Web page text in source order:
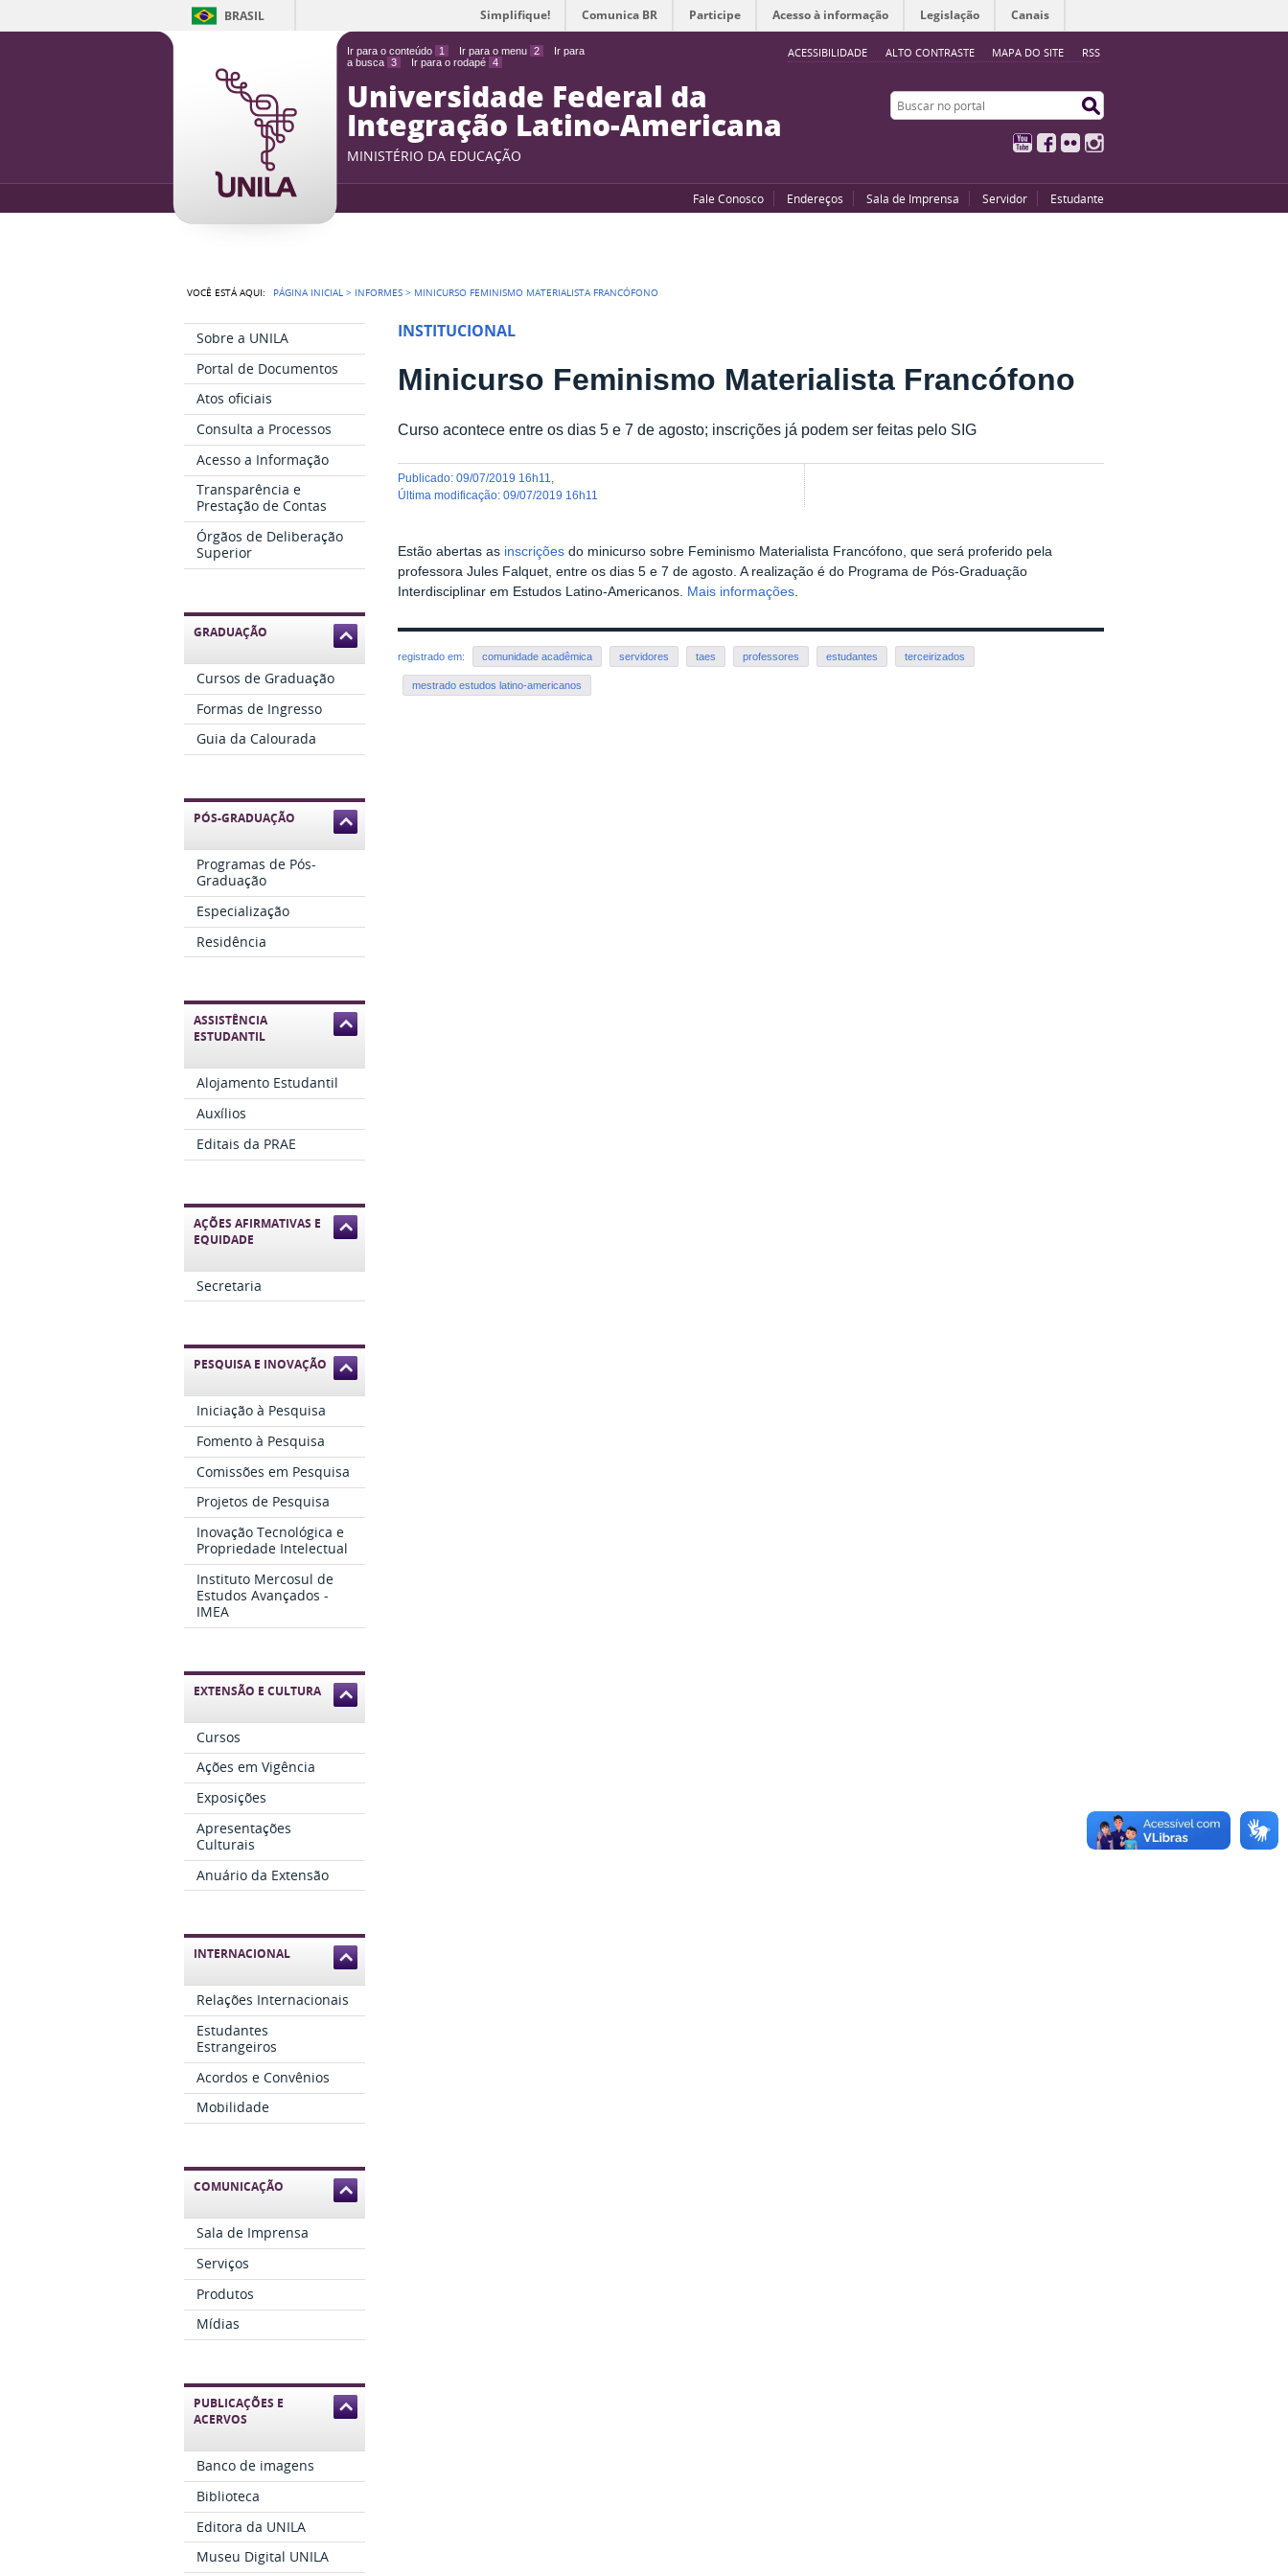
Ir para o conteúdo 1 Ir para o menu 2
Ir para
a busca 3 Ir para o rodapé 4
ACESSIBILIDADE ALTO CONTRASTE MAPA DO SITE RSS
BRASIL Simplifique! Comunica BR Participe Acesso à informação Legislação Canais
Universidade Federal da
Integração Latino-Americana
MINISTÉRIO DA EDUCAÇÃO
Buscar no portal
YouTubeFacebook
Flickr
Fale Conosco Endereços Sala de Imprensa Servidor Estudante
VOCÊ ESTÁ AQUI: PÁGINA INICIAL > INFORMES > MINICURSO FEMINISMO MATERIALISTA FRANCÓFONO
Sobre a UNILA
Portal de Documentos
Atos oficiais
Consulta a Processos
Acesso a Informação
Transparência e
Prestação de Contas
Órgãos de Deliberação
Superior
GRADUAÇÃO
Cursos de Graduação
Formas de Ingresso
Guia da Calourada
PÓS-GRADUAÇÃO
Programas de Pós-
Graduação
Especialização
Residência
ASSISTÊNCIA
ESTUDANTIL
Alojamento Estudantil
Auxílios
Editais da PRAE
AÇÕES AFIRMATIVAS E
EQUIDADE
Secretaria
PESQUISA E INOVAÇÃO
Iniciação à Pesquisa
Fomento à Pesquisa
Comissões em Pesquisa
Projetos de Pesquisa
Inovação Tecnológica e
Propriedade Intelectual
Instituto Mercosul de
Estudos Avançados -
IMEA
EXTENSÃO E CULTURA
Cursos
Ações em Vigência
Exposições
Apresentações
Culturais
Anuário da Extensão
INTERNACIONAL
Relações Internacionais
Estudantes
Estrangeiros
Acordos e Convênios
Mobilidade
COMUNICAÇÃO
Sala de Imprensa
Serviços
Produtos
Mídias
PUBLICAÇÕES E
ACERVOS
Banco de imagens
Biblioteca
Editora da UNILA
Museu Digital UNILA
INSTITUCIONAL
Minicurso Feminismo Materialista Francófono
Curso acontece entre os dias 5 e 7 de agosto; inscrições já podem ser feitas pelo SIG
publicado:09/07/2019 16h11
última modificação:09/07/2019 16h11
Estão abertas as inscrições do minicurso sobre Feminismo Materialista Francófono, que será proferido pela
professora Jules Falquet, entre os dias 5 e 7 de agosto. A realização é do Programa de Pós-Graduação
Interdisciplinar em Estudos Latino-Americanos.
Mais informações
registrado em: comunidade acadêmica servidores taes professores estudantes terceirizados
mestrado estudos latino-americanos